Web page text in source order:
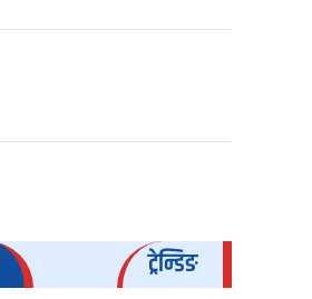
ट्रेन्डिङ